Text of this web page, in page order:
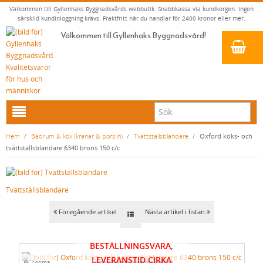
Välkommen till Gyllenhaks Byggnadsvårds webbutik. Snabbkassa via kundkorgen. Ingen
särskild kundinloggning krävs. Fraktfritt när du handlar för 2400 kronor eller mer.
Välkommen till Gyllenhaks Byggnadsvård!
HEM
NYA PRODUKTER
LINOLJEFÄRG & SLAMFÄRG MED MERA
LINOLJEFÄRGER
VITA KULÖRER
MATTA LINOLJEFÄRGER
KONSTNÄRSFÄRGER
KLASSISKA KLÄDER
RESISTANT WORK WEAR
VÄSTAR
BADRUM & KÖK (KRANAR & PORSLIN)
TVÄTTSTÄLLSBLANDARE
Hem / Badrum & kök (kranar & porslin) / Tvättställsblandare / Oxford köks- och
tvättställsblandare 6340 brons 150 c/c
Tvättställsblandare
Föregående artikel Nästa artikel i listan
BESTÄLLNINGSVARA,
LEVERANSTID CIRKA